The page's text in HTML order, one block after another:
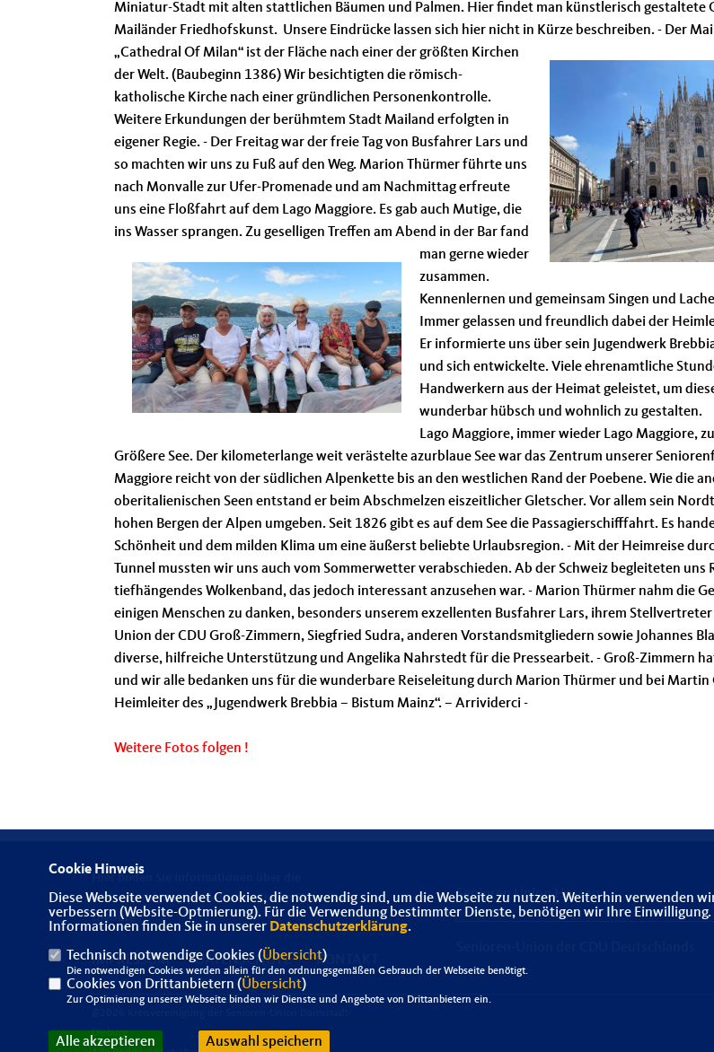
Miniatur-Stadt mit alten stattlichen Bäumen und Palmen. Hier findet man künstlerisch gestaltete
Mailänder Friedhofskunst. Unsere Eindrücke lassen sich hier nicht in Kürze beschreiben. - Der
Cathedral Of Milan“ ist der Fläche nach einer der größten Kirchen
der Welt. (Baubeginn 1386) Wir besichtigten die römisch-
katholische Kirche nach einer gründlichen Personenkontrolle.
Weitere Erkundungen der berühmtem Stadt Mailand erfolgten in
eigener Regie. - Der Freitag war der freie Tag von Busfahrer Lars und
so machten wir uns zu Fuß auf den Weg. Marion Thürmer führte uns
nach Monvalle zur Ufer-Promenade und am Nachmittag erfreute
uns eine Floßfahrt auf dem Lago Maggiore. Es gab auch Mutige, die
ins Wasser sprangen.Zu geselligen Treffen am Abend in der Bar fand
man gerne wieder
zusammen.
Kennenlernen und gemeinsam Singen und
Immer gelassen und freundlich dabei der
Er informierte uns über sein Jugendwerk
und sich entwickelte. Viele ehrenamtliche
Handwerkern aus der Heimat geleistet, um
wunderbar hübsch und wohnlich zu gestalten.
Lago Maggiore, immer wieder Lago Maggiore,
Größere See. Der kilometerlange weit verästelte azurblaue See war das Zentrum unserer
Maggiore reicht von der südlichen Alpenkette bis an den westlichen Rand der Poebene. Wie die
oberitalienischen Seen entstand er beim Abschmelzen eiszeitlicher Gletscher. Vor allem sein
hohen Bergen der Alpen umgeben. Seit 1826 gibt es auf dem See die Passagierschifffahrt. Es
Schönheit und dem milden Klima um eine äußerst beliebte Urlaubsregion. - Mit der Heimreise
Tunnel mussten wir uns auch vom Sommerwetter verabschieden. Ab der Schweiz begleiteten uns
tiefhängendes Wolkenband, das jedoch interessant anzusehen war. - Marion Thürmer nahm die
einigen Menschen zu danken, besonders unserem exzellenten Busfahrer Lars, ihrem
Union der CDU Groß-Zimmern, Siegfried Sudra, anderen Vorstandsmitgliedern sowie Johannes
diverse, hilfreiche Unterstützung und Angelika Nahrstedt für die Pressearbeit. - Groß-Zimmern
und wir alle bedanken uns für die wunderbare Reiseleitung durch Marion Thürmer und bei Martin
Heimleiter des „Jugendwerk Brebbia – Bistum Mainz“. – Arrividerci -
Weitere Fotos folgen !
Kreisvereinigung der Senioren-Union Darmstadt-
Dieburg
IMPRESSUM DATENSCHUTZ KONTAKT
Senioren Union Hessen
Dieburg
Cookie Hinweis
Diese Webseite verwendet Cookies, die notwendig sind, um die Webseite zu nutzen. Weiterhin verwenden
verbessern (Website-Optmierung). Für die Verwendung bestimmter Dienste, benötigen wir Ihre
Informationen finden Sie in unserer Datenschutzerklärung.
Technisch notwendige Cookies (Übersicht)
Die notwendigen Cookies werden allein für den ordnungsgemäßen Gebrauch der Webseite benötigt.
Cookies von Drittanbietern (Übersicht)
Zur Optimierung unserer Webseite binden wir Dienste und Angebote von Drittanbietern ein.
Alle akzeptieren Auswahl speichern